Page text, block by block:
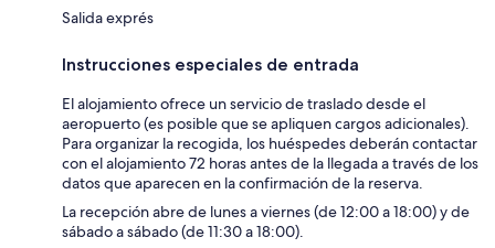
Salida exprés
Instrucciones especiales de entrada
El alojamiento ofrece un servicio de traslado desde el
aeropuerto (es posible que se apliquen cargos adicionales).
Para organizar la recogida, los huéspedes deberán contactar
con el alojamiento 72 horas antes de la llegada a través de los
datos que aparecen en la confirmación de la reserva.
La recepción abre de lunes a viernes (de 12:00 a 18:00) y de
sábado a sábado (de 11:30 a 18:00).